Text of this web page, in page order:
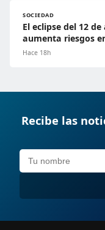
SOCIEDAD
El eclipse del 12
aumenta riesgos
Hace 18h
Recibe las